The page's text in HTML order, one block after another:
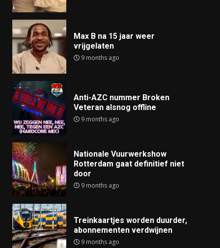
Max B na 15 jaar weer
vrijgelaten
9 months ago
Anti-AZC nummer Broken
Veteran alsnog offline
9 months ago
Nationale Vuurwerkshow
Rotterdam gaat definitief niet
door
9 months ago
Treinkaartjes worden duurder,
abonnementen verdwijnen
9 months ago